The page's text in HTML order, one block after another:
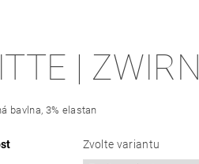
| ZWIRN
bavlna, 3% elastan
Zvolte variantu